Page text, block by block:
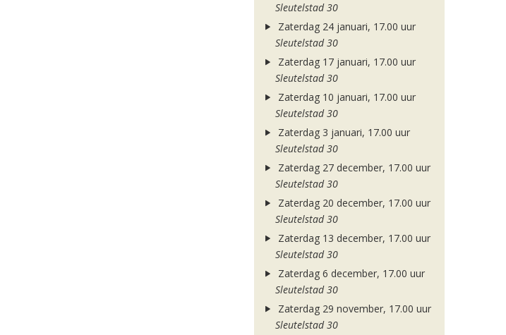
Sleutelstad 30
Zaterdag 24 januari, 17.00 uur
Sleutelstad 30
Zaterdag 17 januari, 17.00 uur
Sleutelstad 30
Zaterdag 10 januari, 17.00 uur
Sleutelstad 30
Zaterdag 3 januari, 17.00 uur
Sleutelstad 30
Zaterdag 27 december, 17.00 uur
Sleutelstad 30
Zaterdag 20 december, 17.00 uur
Sleutelstad 30
Zaterdag 13 december, 17.00 uur
Sleutelstad 30
Zaterdag 6 december, 17.00 uur
Sleutelstad 30
Zaterdag 29 november, 17.00 uur
Sleutelstad 30